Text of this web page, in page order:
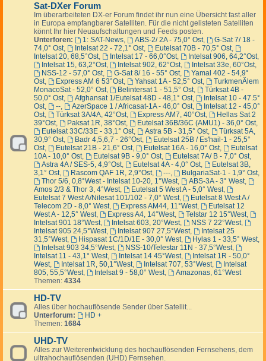
Sat-DXer Forum
Im überarbeiteten DX-er Forum findet ihr nun eine Übersicht fast aller
in Europa empfangbarer Satelliten. Für die nicht gelisteten Satelliten
könnt Ihr hier Neuaufschaltungen und Feeds posten.
Unterforen:
1: SAT-News, ABS-2/ 2A - 75,0° Ost,
G-Sat 7/ 18 -
74,0° Ost, Intelsat 22 - 72,1° Ost, Eutelsat 70B - 70,5° Ost,
Intelsat 20, 68,5°Ost, Intelsat 17 - 66,0°Ost, Intelsat 906, 64,2°Ost,
Intelsat 15, 63,2°Ost, Intelsat 902, 62°Ost, Intelsat 33e, 60°Ost,
NSS-12 - 57,0° Ost, G-Sat 8/ 16 - 55° Ost,
Yamal 402 - 54,9°
Ost, Express AM 6 53°Ost, Yahsat 1A - 52,5° Ost,
TurkmenÄlem
MonacoSat - 52,0° Ost, Belintersat 1 - 51,5° Ost,
Türksat 4B -
50,0° Ost, Afghansat 1/Eutelsat 48D - 48,1° Ost,
Intelsat 10 - 47.5°
Ost, --, AzerSpace 1 / Africasat-1A - 46,0° Ost,
Intelsat 12 - 45,0°
Ost, Türksat 3A/4A, 42°Ost, Express AM7, 40°Ost,
Hellas Sat 2
39°Ost, Paksat 1R, 38°Ost, Eutelsat 36B/36C (AMU1) - 36,0° Ost,
Eutelsat 33C/33E - 33,1° Ost, Astra 5B - 31,5° Ost,
Türksat 5A,
30,9° Ost, Badr 4,5,6,7 - 26°Ost,
Eutelsat 25B / Es'hail-1 - 25,5°
Ost, Eutelsat 21B - 21,6° Ost, Eutelsat 16A - 16,0° Ost,
Eutelsat
10A - 10,0° Ost, Eutelsat 9B - 9,0° Ost, Eutelsat 7A/ B - 7,0° Ost,
Astra 4A / SES-5, 4,9°Ost, Eutelsat 4A - 4,0° Ost,
Eutelsat 3B,
3,1° Ost, Rascom QAF 1R, 2,9°Ost, ---, BulgariaSat-1 - 1,9° Ost,
Thor 5/6, 0,8°West - Intelsat 10-20, 1°West, ABS-3A - 3° West,
Amos 2/3 & Thor 3, 4°West, Eutelsat 5 West A - 5,0° West,
Eutelsat 7 West A/Nilesat 101/102 - 7,0° West,
Eutelsat 8 West A /
Telecom 2D - 8,0° West, Express AM44, 11°West,
Eutelsat 12
West A - 12,5° West, Express A4, 14°West, Telstar 12 15°West,
Intelsat 901 18°West, Intelsat 603, 20°West, NSS 7 22°West,
Intelsat 905 24,5°West, Intelsat 907 27,5°West,
Intelsat 25
31,5°West, Hispasat 1C/1D/1E - 30,0° West, Hylas 1 - 33,5° West,
Intelsat 903 34,5°West, NSS-10/Telestar 11N - 37,5°West,
Intelsat 11 - 43,1° West, Intelsat 14 45°West,
Intelsat 1R - 50,0°
West, Intelsat 1R, 50,1°West, Intelsat 707, 53°West,
Intelsat
805, 55,5°West, Intelsat 9 - 58,0° West,
Amazonas, 61°West
Themen: 4334
HD-TV
Alles über hochauflösende Sender über Satellit...
Unterforum:
HD +
Themen: 1684
UHD-TV
Alles zur Weiterentwicklung des hochauflösenden Fernsehens, dem
ultrahochauflösenden (UHD) Fernsehen.